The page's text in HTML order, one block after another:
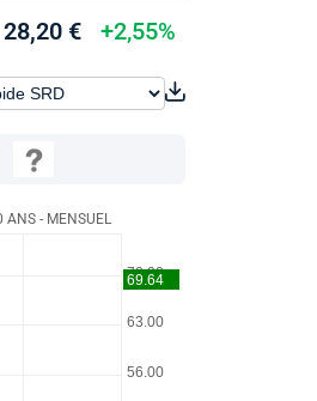
28,20 € +2,55%
ANS - MENSUEL